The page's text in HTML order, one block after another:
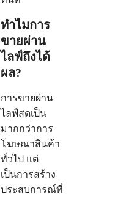
ทำไมการ
ขายผ่าน
ไลฟ์ถึงได้
ผล?
การขายผ่าน
ไลฟ์สดเป็น
มากกว่าการ
โฆษณาสินค้า
ทั่วไป แต่
เป็นการสร้าง
ประสบการณ์ที่